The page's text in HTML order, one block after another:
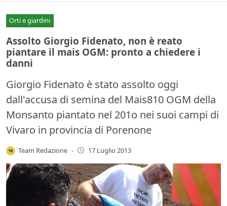
Orti e giardini
Assolto Giorgio Fidenato, non è reato
piantare il mais OGM: pronto a chiedere i
danni
Giorgio Fidenato è stato assolto oggi
dall'accusa di semina del Mais810 OGM della
Monsanto piantato nel 201o nei suoi campi di
Vivaro in provincia di Porenone
Team Redazione - 17 Luglio 2013